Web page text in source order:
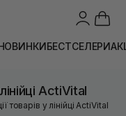
БЕСТСЕЛЕРИ
ActiVital
товарів у лінійці ActiVital